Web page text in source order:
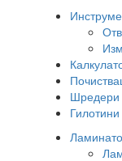
Шредери
Гилотини